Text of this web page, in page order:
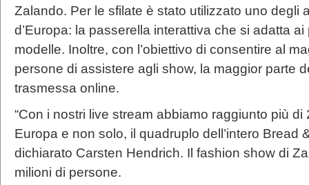
Zalando. Per le sfilate è stato utilizzato uno degli
d’Europa: la passerella interattiva che si adatta
modelle. Inoltre, con l’obiettivo di consentire al
persone di assistere agli show, la maggior parte
trasmessa online.
“Con i nostri live stream abbiamo raggiunto più
Europa e non solo, il quadruplo dell’intero Bread
dichiarato Carsten Hendrich. Il fashion show di
milioni di persone.